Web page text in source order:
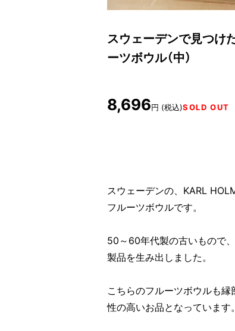
スウェーデンで見つけ
ーツボウル（中）
8,696円 (税込)SOLD OUT
スウェーデンの、KARL
フルーツボウルです。
50～60年代製の古いもので
製品を生み出しました。
こちらのフルーツボウルも
性の高いお品となっています。